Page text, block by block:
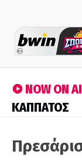
NOW ON
ΚΑΠΠΑΤΟΣ